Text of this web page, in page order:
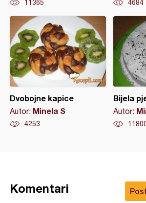
11365 4684
Dvobojne kapice
Autor: Minela S
4253
Bijela
Autor:
Komentari